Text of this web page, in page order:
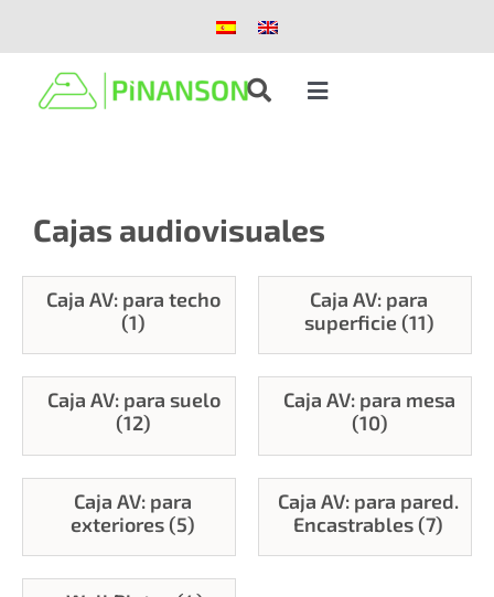
contenido
Toggle
Productos
Casos de éxito
Contacto
Cajas audiovisuales
Caja AV: para techo
(1)
Caja AV: para
superficie (11)
Caja AV: para suelo
(12)
Caja AV: para mesa
(10)
Caja AV: para
exteriores (5)
Caja AV: para pared.
Encastrables (7)